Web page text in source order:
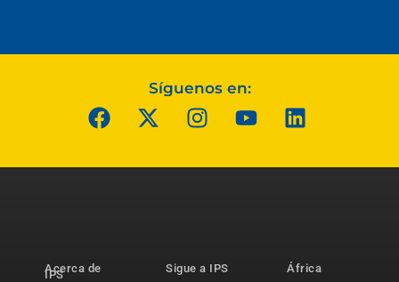
Síguenos en:
Acerca de
IPS
Sigue a IPS
África